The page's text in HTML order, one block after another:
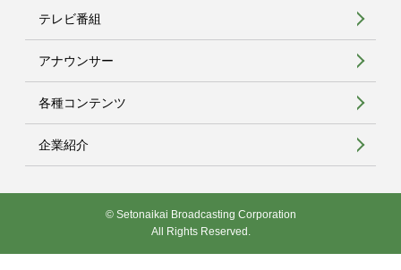
テレビ番組
アナウンサー
各種コンテンツ
企業紹介
© Setonaikai Broadcasting Corporation
All Rights Reserved.